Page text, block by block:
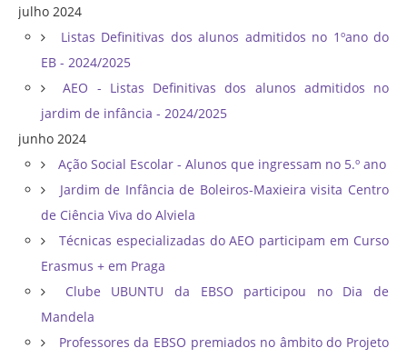
julho 2024
Listas Definitivas dos alunos admitidos no 1ºano do
EB - 2024/2025
AEO - Listas Definitivas dos alunos admitidos no
jardim de infância - 2024/2025
junho 2024
Ação Social Escolar - Alunos que ingressam no 5.º ano
Jardim de Infância de Boleiros-Maxieira visita Centro
de Ciência Viva do Alviela
Técnicas especializadas do AEO participam em Curso
Erasmus + em Praga
Clube UBUNTU da EBSO participou no Dia de
Mandela
Professores da EBSO premiados no âmbito do Projeto